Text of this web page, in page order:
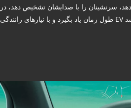
سرنشینان را با صدایشان تشخیص دهد، در